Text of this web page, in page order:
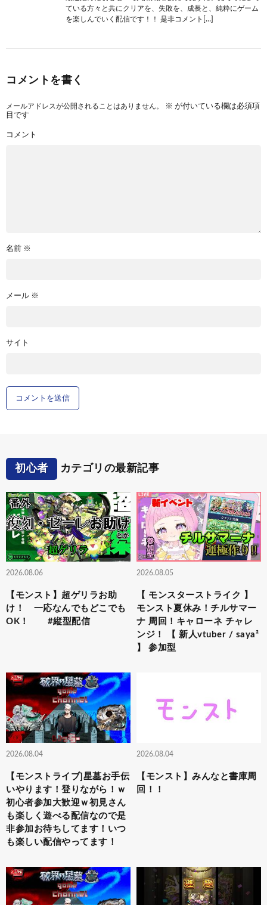
ている方々と共にクリアを、失敗を、成長と、純粋にゲーム
を楽しんでいく配信です！！ 是非コメント[…]
コメントを書く
メールアドレスが公開されることはありません。 ※ が付いている欄は必須項
目です
コメント
名前 ※
メール ※
サイト
初心者 カテゴリの最新記事
2026.08.06
【モンスト】超ゲリラお助
け！ 一応なんでもどこでも
OK！ #縦型配信
2026.08.05
【 モンスターストライク 】
モンスト夏休み！チルサマー
ナ 周回！キャローネ チャレ
ンジ！ 【 新人vtuber / saya²
】 参加型
2026.08.04
【モンストライブ]星墓お手伝
いやります！登りながら！ｗ
初心者参加大歓迎ｗ初見さん
も楽しく遊べる配信なので是
非参加お待ちしてます！いつ
も楽しい配信やってます！
2026.08.04
【モンスト】みんなと書庫周
回！！